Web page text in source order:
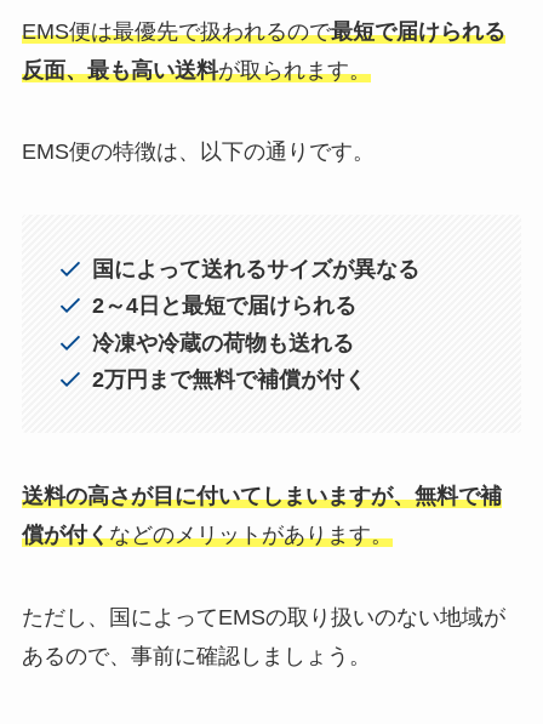
EMS便は最優先で扱われるので最短で届けられる
反面、最も高い送料が取られます。
EMS便の特徴は、以下の通りです。
国によって送れるサイズが異なる
2～4日と最短で届けられる
冷凍や冷蔵の荷物も送れる
2万円まで無料で補償が付く
送料の高さが目に付いてしまいますが、無料で補
償が付くなどのメリットがあります。
ただし、国によってEMSの取り扱いのない地域が
あるので、事前に確認しましょう。